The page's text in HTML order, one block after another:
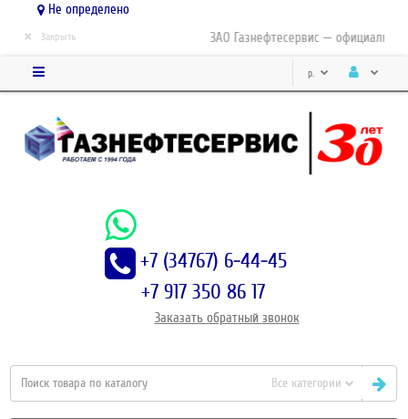
Не определено
ЗАО Газнефтесервис —
× Закрыть
р.
+7 (34767) 6-44-45
+7 917 350 86 17
Заказать обратный звонок
Все категории